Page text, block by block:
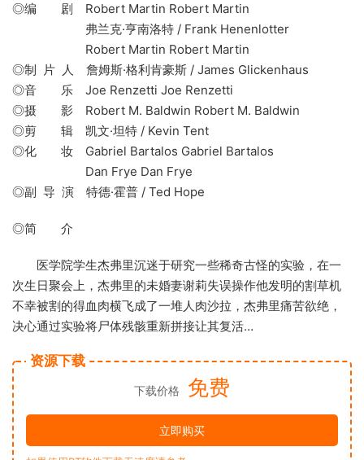
◎编 剧 Robert Martin Robert Martin
弗兰克·亨南洛特 / Frank Henenlotter
Robert Martin Robert Martin
◎制 片 人 詹姆斯·格利肯豪斯 / James Glickenhaus
◎音 乐 Joe Renzetti Joe Renzetti
◎摄 影 Robert M. Baldwin Robert M. Baldwin
◎剪 辑 凯文·坦特 / Kevin Tent
◎化 妆 Gabriel Bartalos Gabriel Bartalos
Dan Frye Dan Frye
◎副 导 演 特德·霍普 / Ted Hope
◎简 介
医学院学生杰弗里沉迷于研究一些稀奇古怪的实验，在一
次生日聚会上，杰弗里的未婚妻谢莉失误操作他发明的割草机
不幸被割的得血肉横飞成了一堆人肉沙拉，杰弗里痛苦欲绝，
决心通过实验将尸体残骸重新拼接让其复活…
资源下载
下载价格 免费
立即购买